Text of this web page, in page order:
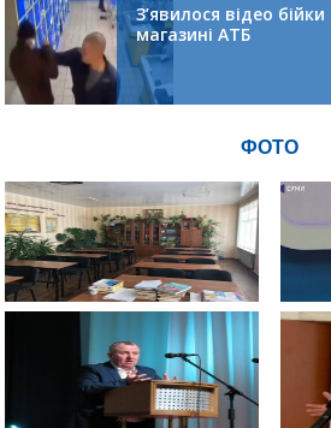
З’явилося відео
магазині АТБ
ФОТО